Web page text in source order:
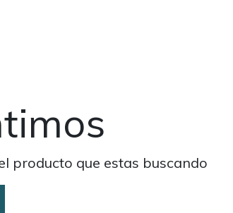
producto que estas buscando